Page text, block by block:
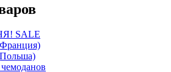
SALE